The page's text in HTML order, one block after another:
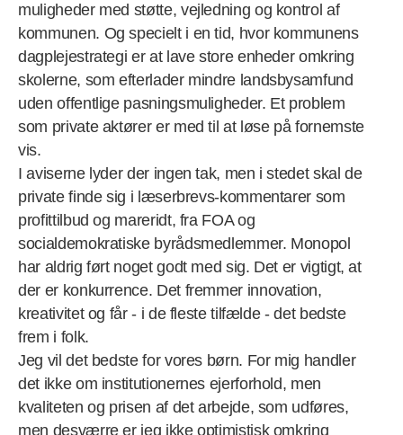
muligheder med støtte, vejledning og kontrol af
kommunen. Og specielt i en tid, hvor kommunens
dagplejestrategi er at lave store enheder omkring
skolerne, som efterlader mindre landsbysamfund
uden offentlige pasningsmuligheder. Et problem
som private aktører er med til at løse på fornemste
vis.
I aviserne lyder der ingen tak, men i stedet skal de
private finde sig i læserbrevs-kommentarer som
profittilbud og mareridt, fra FOA og
socialdemokratiske byrådsmedlemmer. Monopol
har aldrig ført noget godt med sig. Det er vigtigt, at
der er konkurrence. Det fremmer innovation,
kreativitet og får - i de fleste tilfælde - det bedste
frem i folk.
Jeg vil det bedste for vores børn. For mig handler
det ikke om institutionernes ejerforhold, men
kvaliteten og prisen af det arbejde, som udføres,
men desværre er jeg ikke optimistisk omkring